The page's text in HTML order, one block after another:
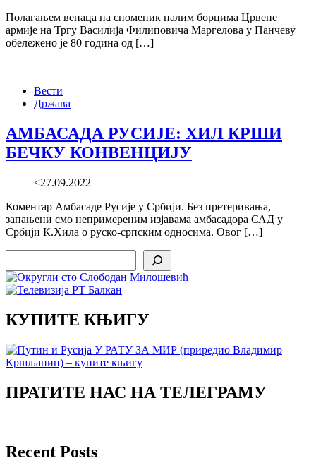
Полагањем венаца на споменик палим борцима Црвене
армије на Тргу Василија Филиповича Маргелова у Панчеву
обележено је 80 година од […]
Вести
Држава
АМБАСАДА РУСИЈЕ: ХИЛ КРШИ
БЕЧКУ КОНВЕНЦИЈУ
<27.09.2022
Коментар Амбасаде Русије у Србији. Без претеривања,
запањени смо непримереним изјавама амбасадора САД у
Србији К.Хила о руско-српским односима. Овог […]
КУПИТЕ КЊИГУ
ПРАТИТЕ НАС НА ТЕЛЕГРАМУ
Recent Posts